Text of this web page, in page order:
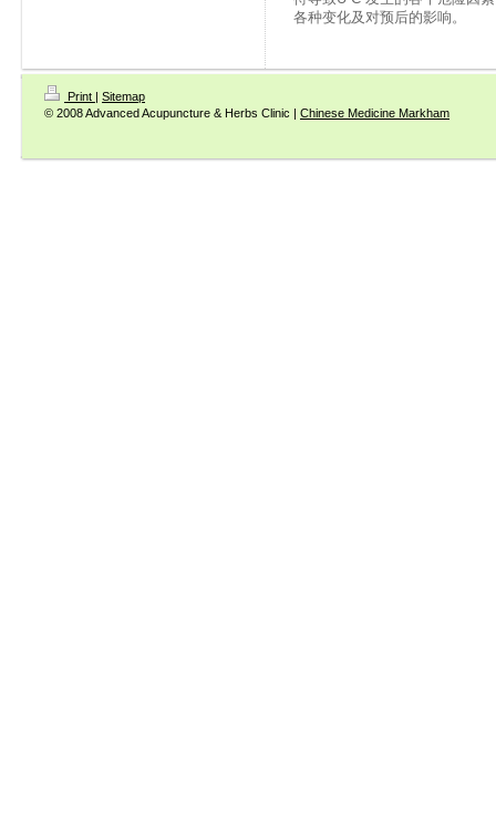
各种变化及对预后的影响。
Print | Sitemap
© 2008 Advanced Acupuncture & Herbs Clinic | Chinese Medicine Markham